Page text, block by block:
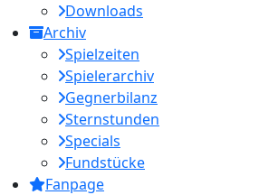
Downloads
Archiv
Spielzeiten
Spielerarchiv
Gegnerbilanz
Sternstunden
Specials
Fundstücke
Fanpage